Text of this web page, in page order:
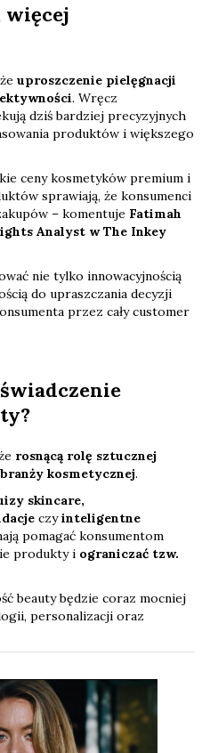
uproszczenie pielęgnacji
. Wręcz
dziś bardziej precyzyjnych
produktów i większego
ceny kosmetyków premium i
sprawiają, że konsumenci
– komentuje Fatimah
Analyst w The Inkey
nie tylko innowacyjnością
do upraszczania decyzji
przez cały customer
rosnącą rolę sztucznej
kosmetycznej.
skincare,
czyinteligentne
pomagać konsumentom
produkty i ograniczać tzw.
beauty będzie coraz mocniej
personalizacji oraz